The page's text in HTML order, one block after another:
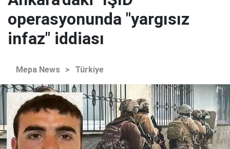
operasyonunda "yargısız
infaz" iddiası
Mepa News > Türkiye